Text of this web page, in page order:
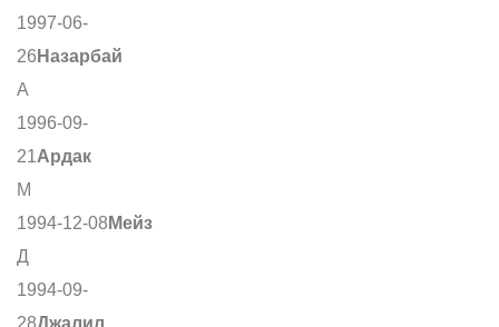
1997-06-
26 Назарбай
А
1996-09-
21Ардак
М
1994-12-08 Мейз
Д
1994-09-
28Джалил